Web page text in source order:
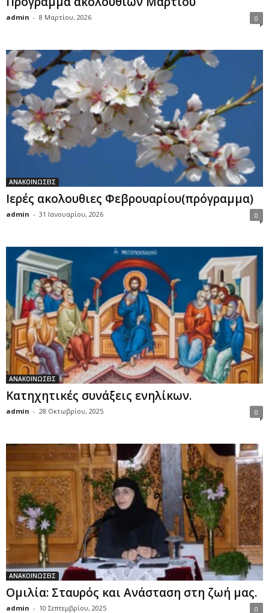
admin - 8 Μαρτίου, 2026 0
ΑΝΑΚΟΙΝΩΣΕΙΣ
Ιερές ακολουθιες Φεβρουαρίου(πρόγραμμα)
admin - 31 Ιανουαρίου, 2026 0
ΑΝΑΚΟΙΝΩΣΕΙΣ
Κατηχητικές συνάξεις ενηλίκων.
admin - 28 Οκτωβρίου, 2025 0
ΑΝΑΚΟΙΝΩΣΕΙΣ
Ομιλία: Σταυρός και Ανάσταση στη ζωή μας.
admin - 10 Σεπτεμβρίου, 2025 0